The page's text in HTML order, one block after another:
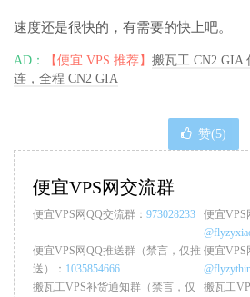
速度还是很快的，有需要的快上吧。
AD： 【便宜 VPS 推荐】 搬瓦工 CN2 GIA
连，全程 CN2 GIA
赞(5)
便宜VPS网交流群
便宜VPS网QQ交流群： 973028233
便宜VPS
便宜VPS网QQ推送群（禁言，仅推
送）： 1035854666
便宜VPS
搬瓦工VPS补货通知群（禁言，仅
搬瓦工